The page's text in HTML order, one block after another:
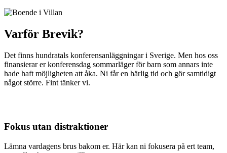
Varför Brevik?
Det finns hundratals konferensanläggningar i Sverige. Men hos oss
finansierar er konferensdag sommarläger för barn som annars inte
hade haft möjligheten att åka. Ni får en härlig tid och gör samtidigt
något större. Fint tänker vi.
Fokus utan distraktioner
Lämna vardagens brus bakom er. Här kan ni fokusera på ert team,